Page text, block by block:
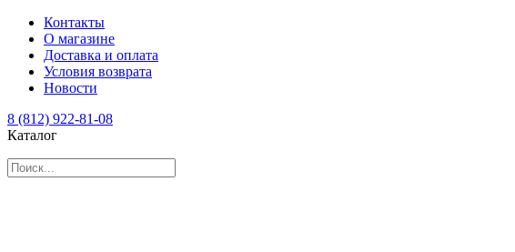
Контакты
О магазине
Доставка и оплата
Условия возврата
Новости
8 (812) 922-81-08
Каталог